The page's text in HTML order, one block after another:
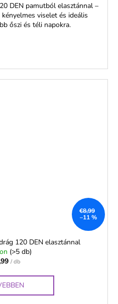
DEN pamutból elasztánnal –
viselet és ideális
őszi és téli napokra.
€8,99
–11 %
120 DEN elasztánnal
(>5 db)
/ db